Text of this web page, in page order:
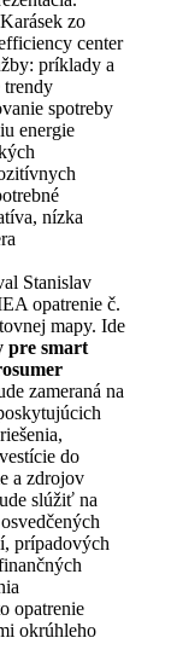
zo
center
príklady a
trendy
spotreby
energie
nízka
Stanislav
opatrenie č.
mapy. Ide
pre smart
zameraná na
do
a zdrojov
slúžiť na
prípadových
opatrenie
okrúhleho